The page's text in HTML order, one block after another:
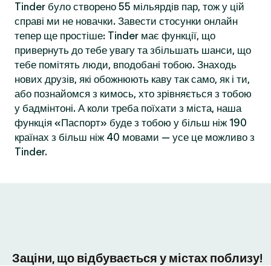
Tinder було створено 55 мільярдів пар, тож у цій
справі ми не новачки. Завести стосунки онлайн
тепер ще простіше: Tinder має функції, що
привернуть до тебе увагу та збільшать шанси, що
тебе помітять люди, вподобані тобою. Знаходь
нових друзів, які обожнюють каву так само, як і ти,
або познайомся з кимось, хто зрівняється з тобою
у бадмінтоні. А коли треба поїхати з міста, наша
функція «Паспорт» буде з тобою у більш ніж 190
країнах з більш ніж 40 мовами — усе це можливо з
Tinder.
Заціни, що відбувається у містах поблизу!